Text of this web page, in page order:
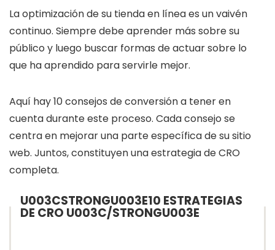
La optimización de su tienda en línea es un vaivén
continuo. Siempre debe aprender más sobre su
público y luego buscar formas de actuar sobre lo
que ha aprendido para servirle mejor.
Aquí hay 10 consejos de conversión a tener en
cuenta durante este proceso. Cada consejo se
centra en mejorar una parte específica de su sitio
web. Juntos, constituyen una estrategia de CRO
completa.
U003CSTRONGU003E10 ESTRATEGIAS
DE CRO U003C/STRONGU003E